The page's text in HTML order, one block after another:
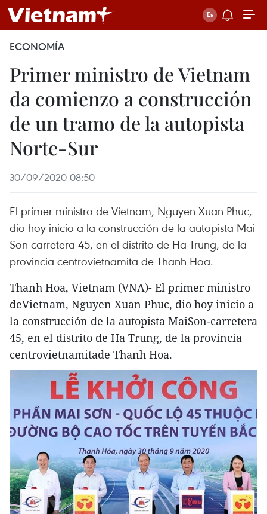
ECONOMÍA
Primer ministro de Vietnam
da comienzo a construcción
de un tramo de la autopista
Norte-Sur
30/09/2020 08:50
El primer ministro de Vietnam, Nguyen Xuan Phuc,
dio hoy inicio a la construcción de la autopista Mai
Son-carretera 45, en el distrito de Ha Trung, de la
provincia centrovietnamita de Thanh Hoa.
Thanh Hoa, Vietnam (VNA)- El primer ministro
deVietnam, Nguyen Xuan Phuc, dio hoy inicio a
la construcción de la autopista MaiSon-carretera
45, en el distrito de Ha Trung, de la provincia
centrovietnamitade Thanh Hoa.